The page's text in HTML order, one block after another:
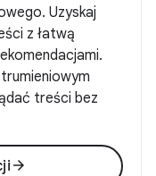
Uzyskaj
z łatwą
treści bez
arrow_forward